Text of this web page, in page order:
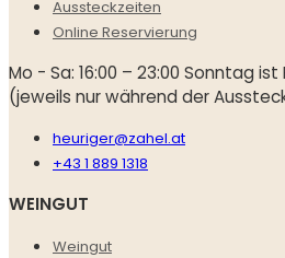
Aussteckzeiten
Online Reservierung
Mo - Sa: 16:00 – 23:00 Sonntag
(jeweils nur während der
heuriger@zahel.at
+43 1 889 1318
WEINGUT
Weingut